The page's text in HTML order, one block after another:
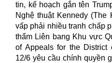
tin, kế hoạch gắn tên
Nghệ thuật Kennedy (The
vấp phải nhiều tranh chấp
thẩm Liên bang Khu vực
of Appeals for the District
12/6 yêu cầu chính quyền